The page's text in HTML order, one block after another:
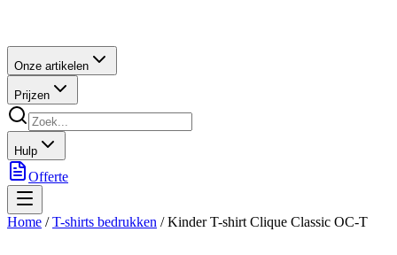
Onze artikelen
Prijzen
Hulp
Offerte
Home / T-shirts bedrukken /Kinder T-shirt Clique Classic OC-T